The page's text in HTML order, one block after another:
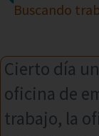
Buscando
Cierto día
oficina de
trabajo, la